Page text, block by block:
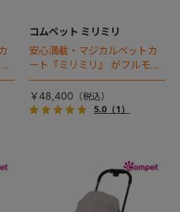
コムペット ミリミリ
安心満載・マジカルペットカ
ート『ミリミリ』 がフルモデ
ルチェンジ。 新機能「マジカ
ルフォールディング」搭載
￥48,400
5.0（1）